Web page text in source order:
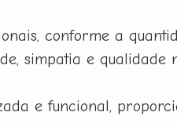
conforme a
simpatia e qualidade
e funcional,